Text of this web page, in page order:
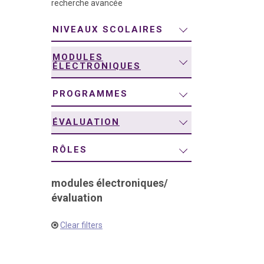
recherche avancée
NIVEAUX SCOLAIRES
MODULES
ÉLECTRONIQUES
PROGRAMMES
ÉVALUATION
RÔLES
modules électroniques/
évaluation
Clear filters